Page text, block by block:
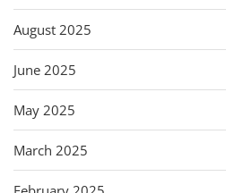
August 2025
June 2025
May 2025
March 2025